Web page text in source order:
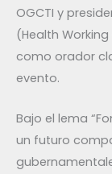
OGCTI y
(Health Working
como orador
evento.
Bajo el lema
un futuro